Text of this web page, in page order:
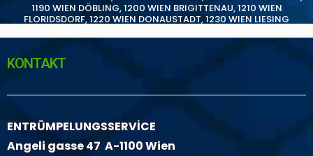
1190 WIEN DÖBLING,1200 WIEN BRIGITTENAU,1210 WIEN
FLORIDSDORF,1220 WIEN DONAUSTADT,1230 WIEN LIESING
KONTAKT
ENTRÜMPELUNGSSERVİCE
Angeli gasse 47 A-1100 Wien